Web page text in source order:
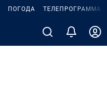
ПОГОДА ТЕЛЕПРОГРАММА